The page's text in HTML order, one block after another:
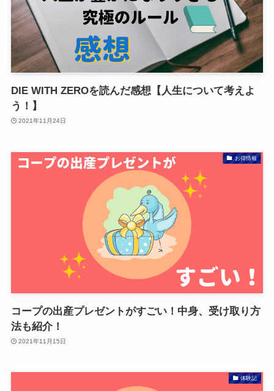
DIE WITH ZEROを読んだ感想【人生について考えよ
う！】
2021年11月24日
お得情報
コープの出産プレゼントがすごい！中身、受け取り方
法も紹介！
2021年11月15日
体験記